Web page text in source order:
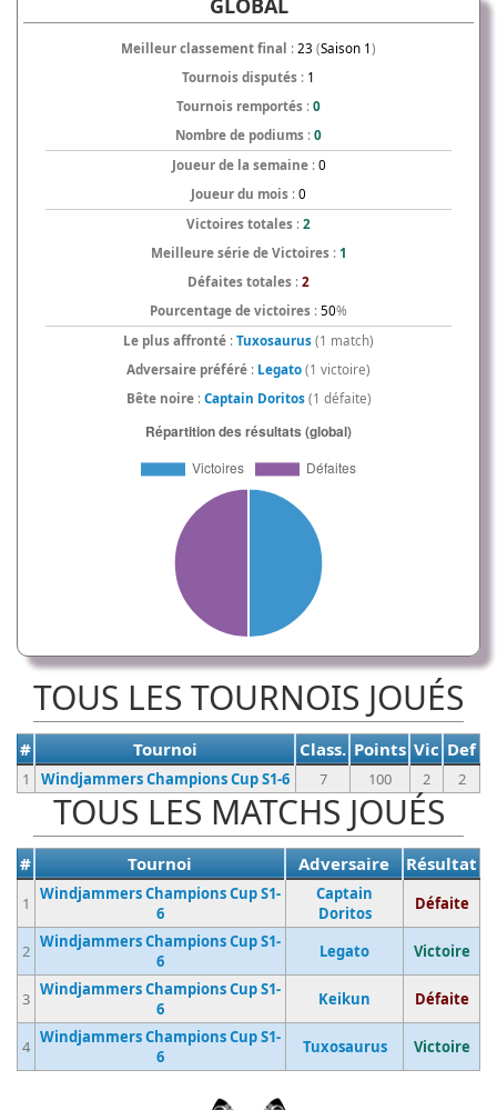
GLOBAL
Meilleur classement final : 23 (Saison 1)
Tournois disputés : 1
Tournois remportés : 0
Nombre de podiums : 0
Joueur de la semaine: 0
Joueur du mois : 0
Victoires totales : 2
Meilleure série de Victoires: 1
Défaites totales : 2
Pourcentage de victoires : 50%
Le plus affronté : Tuxosaurus (1 match)
Adversaire préféré : Legato (1 victoire)
Bête noire: Captain Doritos(1 défaite)
TOUS LES TOURNOIS JOUÉS
# Tournoi Class. Points Vic Def
1 Windjammers Champions Cup S1-6 7 100 2 2
TOUS LES MATCHS JOUÉS
# Tournoi Adversaire Résultat
1
Windjammers Champions Cup S1-
6
Captain
Doritos
Défaite
2 Windjammers Champions Cup S1-
6
Legato Victoire
3 Windjammers Champions Cup S1-
6
Keikun Défaite
4 Windjammers Champions Cup S1-
6
Tuxosaurus Victoire